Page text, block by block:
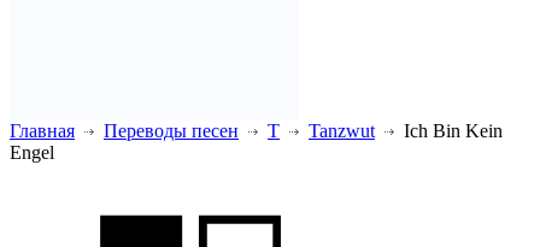
Главная Переводы песен T Tanzwut
Ich Bin Kein
Engel